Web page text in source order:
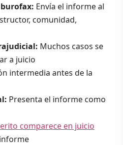
Envía el informe al
comunidad,
Muchos casos se
a juicio
intermedia antes de la
Presenta el informe como
comparece en juicio